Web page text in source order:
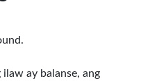
ay balanse, ang